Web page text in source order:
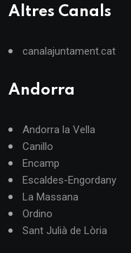
Altres Canals
canalajuntament.cat
Andorra
Andorra la Vella
Canillo
Encamp
Escaldes-Engordany
La Massana
Ordino
Sant Julià de Lòria